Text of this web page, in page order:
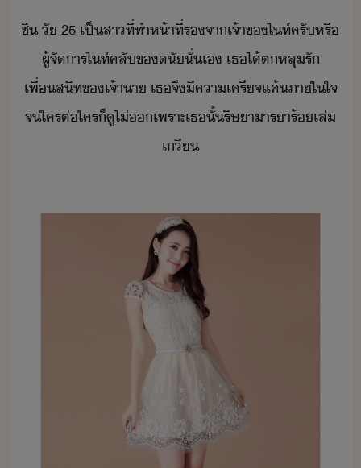
ชิ​ ​ั​ ​25​ ​เป็สา​ที่​ทำห้าที่​ร​จา​เจ้าข​ไท์​ครั​หรื​
ผู้จัาร​ไท์คลั​ข​ั​ั่เ​ ​เธ​ไ้​ตหลุรั​
เพื่สิท​ข​เจ้าา​ ​เธ​จึ​ี​คา​เครีจ​แค้​ภาใใจ​
จ​ใครต่ใคร​็​ู​ไ่​​เพราะ​เธ​ั้​ริษา​ารา​ร้​เล่​
เี